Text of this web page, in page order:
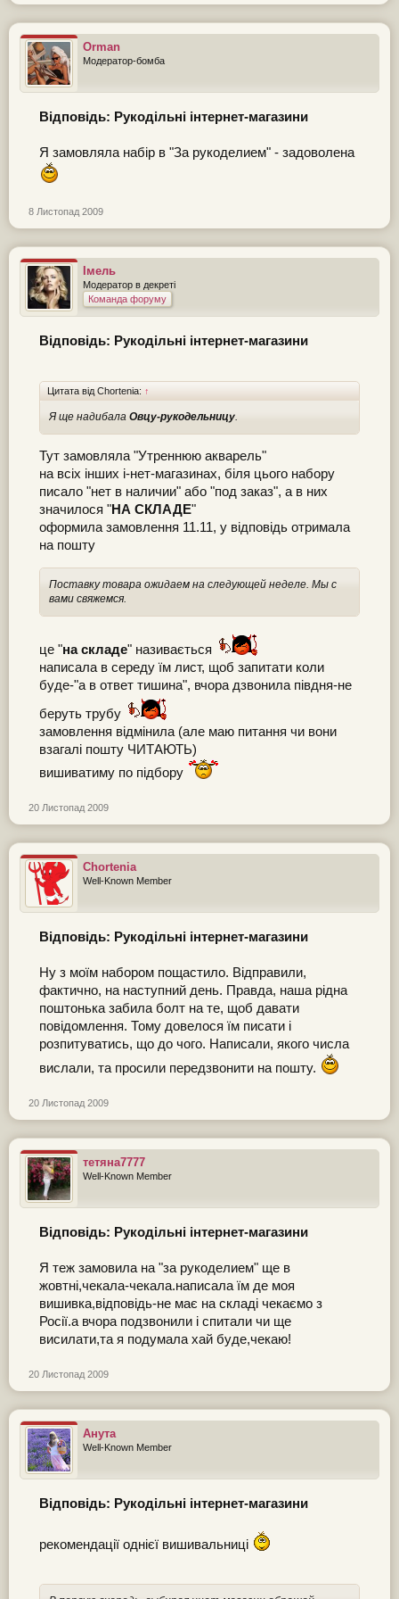
Orman
Модератор-бомба
Відповідь: Рукодільні інтернет-магазини
Я замовляла набір в "За рукоделием" - задоволена
8 Листопад 2009
Імель
Модератор в декреті
Команда форуму
Відповідь: Рукодільні інтернет-магазини
Цитата від Chortenia: ↑
Я ще надибала Овцу-рукодельницу
Тут замовляла "Утреннюю акварель"
на всіх інших і-нет-магазинах, біля цього набору
писало "нет в наличии" або "под заказ", а в них
значилося "НА СКЛАДЕ"
оформила замовлення 11.11, у відповідь отримала
на пошту
Поставку товара ожидаем на следующей неделе. Мы с
вами свяжемся.
це "на складе" називається
написала в середу їм лист, щоб запитати коли
буде-"а в ответ тишина", вчора дзвонила півдня-не
беруть трубу
замовлення відмінила (але маю питання чи вони
взагалі пошту ЧИТАЮТЬ)
вишиватиму по підбору
20 Листопад 2009
Chortenia
Well-Known Member
Відповідь: Рукодільні інтернет-магазини
Ну з моїм набором пощастило. Відправили,
фактично, на наступний день. Правда, наша рідна
поштонька забила болт на те, щоб давати
повідомлення. Тому довелося їм писати і
розпитуватись, що до чого. Написали, якого числа
вислали, та просили передзвонити на пошту.
20 Листопад 2009
тетяна7777
Well-Known Member
Відповідь: Рукодільні інтернет-магазини
Я теж замовила на "за рукоделием" ще в
жовтні,чекала-чекала.написала їм де моя
вишивка,відповідь-не має на складі чекаємо з
Росії.а вчора подзвонили і спитали чи ще
висилати,та я подумала хай буде,чекаю!
20 Листопад 2009
Анута
Well-Known Member
Відповідь: Рукодільні інтернет-магазини
рекомендації однієї вишивальниці